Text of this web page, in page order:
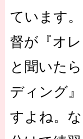
ています
督が『オ
と聞いた
ディング
すよね。